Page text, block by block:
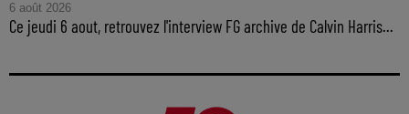
6 août 2026
Ce jeudi 6 aout, retrouvez l'interview FG archive de Calvin Harris...